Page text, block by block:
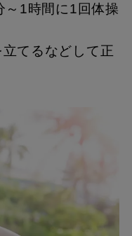
～1時間に1回体操
てるなどして正